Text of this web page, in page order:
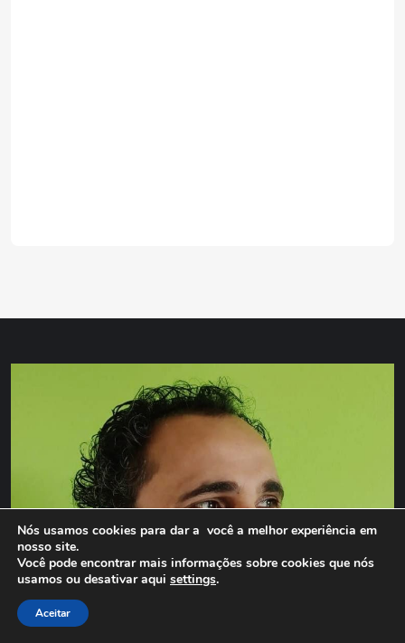
Nós usamos cookies para dar a você a melhor experiência em
nosso site.
Você pode encontrar mais informações sobre cookies que nós
usamos ou desativar aqui settings.
Aceitar